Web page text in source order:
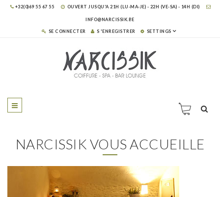
+32(0)69 55 67 55 OUVERT JUSQU'A 21H (LU-MA-JE) - 22H (VE-SA) - 14H (DI)
INFO@NARCISSIK.BE
SE CONNECTER S 'ENREGISTRER SETTINGS
NARCISSIK VOUS ACCUEILLE